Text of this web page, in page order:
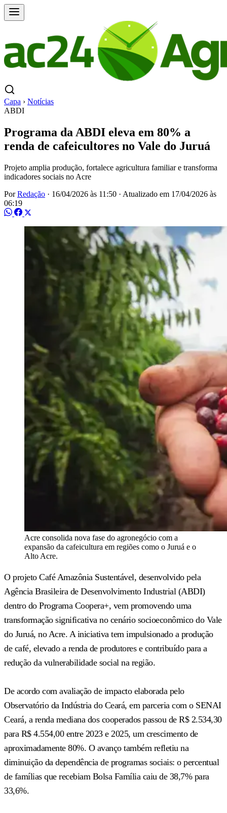
Capa › Notícias
ABDI
Programa da ABDI eleva em 80% a
renda de cafeicultores no Vale do Juruá
Projeto amplia produção, fortalece agricultura familiar e transforma
indicadores sociais no Acre
PorRedação · 16/04/2026 às 11:50 · Atualizado em 17/04/2026 às
06:19
Acre consolida nova fase do agronegócio com a
expansão da cafeicultura em regiões como o Juruá e o
Alto Acre.
O projeto Café Amazônia Sustentável, desenvolvido pela
Agência Brasileira de Desenvolvimento Industrial (ABDI)
dentro do Programa Coopera+, vem promovendo uma
transformação significativa no cenário socioeconômico do Vale
do Juruá, no Acre. A iniciativa tem impulsionado a produção
de café, elevado a renda de produtores e contribuído para a
redução da vulnerabilidade social na região.
De acordo com avaliação de impacto elaborada pelo
Observatório da Indústria do Ceará, em parceria com o SENAI
Ceará, a renda mediana dos cooperados passou de R$ 2.534,30
para R$ 4.554,00 entre 2023 e 2025, um crescimento de
aproximadamente 80%. O avanço também refletiu na
diminuição da dependência de programas sociais: o percentual
de famílias que recebiam Bolsa Família caiu de 38,7% para
33,6%.